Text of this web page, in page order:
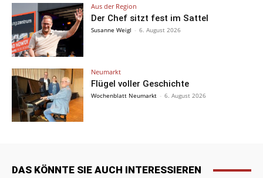
Aus der Region
Der Chef sitzt fest im Sattel
Susanne Weigl - 6. August 2026
Neumarkt
Flügel voller Geschichte
Wochenblatt Neumarkt - 6. August 2026
DAS KÖNNTE SIE AUCH INTERESSIEREN